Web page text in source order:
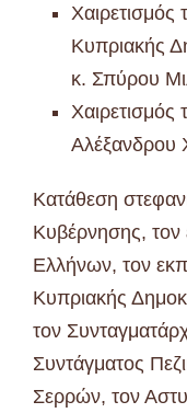
Χαιρετισμός
Κυπριακής
κ. Σπύρου
Αλέξανδρου
Κατάθεση
Κυβέρνησης,
Ελλήνων, τον
Κυπριακής
τον
Συντάγματος
Σερρών, τον